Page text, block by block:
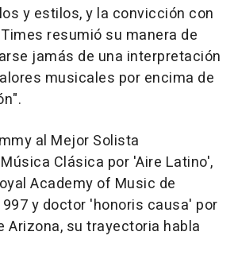
y estilos, y la convicción con
resumió su manera de
jamás de una interpretación
musicales por encima de
al Mejor Solista
Clásica por 'Aire Latino',
Academy of Music de
y doctor 'honoris causa' por
Arizona, su trayectoria habla